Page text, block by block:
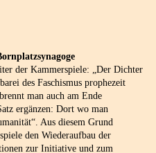
der Kammerspiele: „Der Dichter
des Faschismus prophezeit
man auch am Ende
ergänzen: Dort wo man
Aus diesem Grund
den Wiederaufbau der
zur Initiative und zum